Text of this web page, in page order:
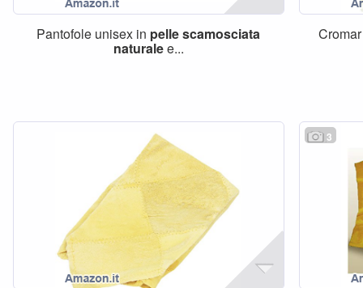
Pantofole unisex in pellescamosciata
naturalee...
3